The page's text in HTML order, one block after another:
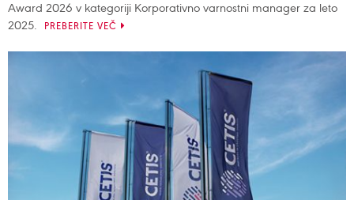
Award 2026 v kategoriji Korporativno varnostni manager za leto
2025.
PREBERITE VEČ